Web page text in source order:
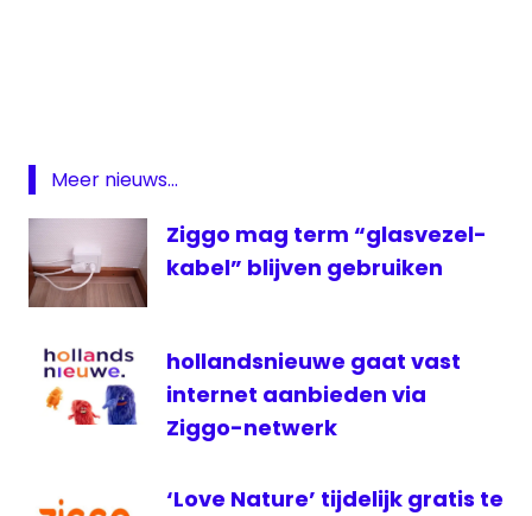
Rob
Kamphues
Robert
Doornbos
ziggo
Ziggo
Sport
Meer nieuws...
Ziggo mag term “glasvezel-
kabel” blijven gebruiken
hollandsnieuwe gaat vast
internet aanbieden via
Ziggo-netwerk
‘Love Nature’ tijdelijk gratis te